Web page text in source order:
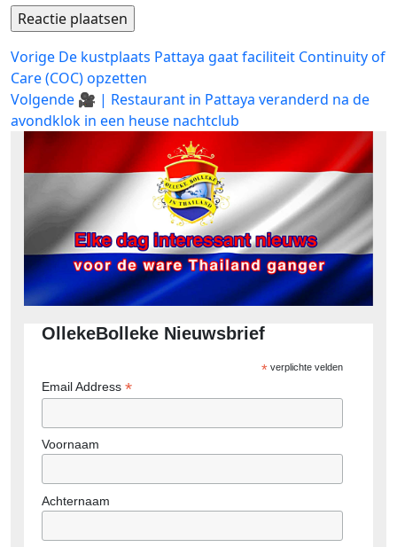
Bericht
navigatie
Vorige Vorig
bericht:
De kustplaats Pattaya gaat faciliteit Continuity of
Care (COC) opzetten
Volgende Volgend
bericht:
🎥 | Restaurant in Pattaya veranderd na de
avondklok in een heuse nachtclub
OllekeBolleke Nieuwsbrief
*verplichte velden
Email Address *
Voornaam
Achternaam